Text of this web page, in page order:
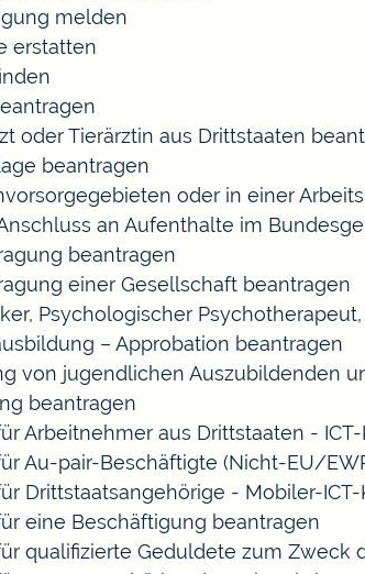
melden
erstatten
oder Tierärztin aus Drittstaaten
beantragen
oder in einer
an Aufenthalte im
beantragen
einer Gesellschaft beantragen
Psychologischer
– Approbation beantragen
von jugendlichen Auszubildenden
beantragen
Arbeitnehmer aus Drittstaaten -
Au-pair-Beschäftigte (Nicht-EU/
Drittstaatsangehörige - Mobiler-
eine Beschäftigung beantragen
qualifizierte Geduldete zum Zweck